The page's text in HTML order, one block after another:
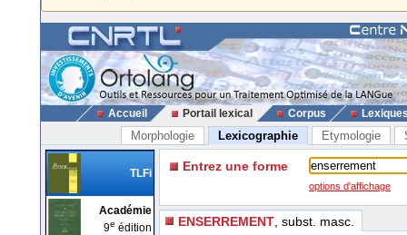
Accueil Portail lexical Corpus
Morphologie Lexicographie Etymologie
TLFi
Académie
9e édition
Entrez une forme
options d'affichage
ENSERREMENT , subst. masc.